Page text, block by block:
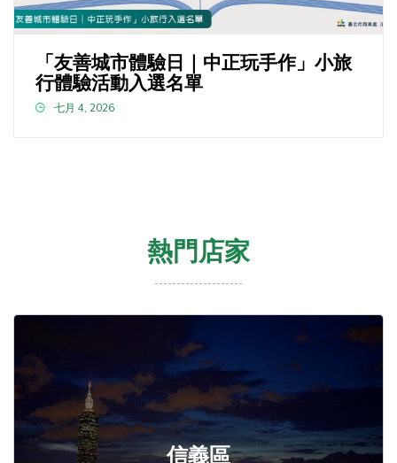
「友善城市體驗日｜中正玩手作」小旅
行體驗活動入選名單
七月 4, 2026
熱門店家
信義區